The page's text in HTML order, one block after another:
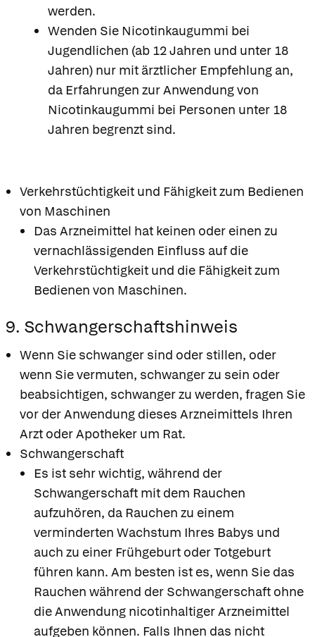
werden.
Wenden Sie Nicotinkaugummi bei
Jugendlichen (ab 12 Jahren und unter 18
Jahren) nur mit ärztlicher Empfehlung an,
da Erfahrungen zur Anwendung von
Nicotinkaugummi bei Personen unter 18
Jahren begrenzt sind.
Verkehrstüchtigkeit und Fähigkeit zum Bedienen
von Maschinen
Das Arzneimittel hat keinen oder einen zu
vernachlässigenden Einfluss auf die
Verkehrstüchtigkeit und die Fähigkeit zum
Bedienen von Maschinen.
9. Schwangerschaftshinweis
Wenn Sie schwanger sind oder stillen, oder
wenn Sie vermuten, schwanger zu sein oder
beabsichtigen, schwanger zu werden, fragen Sie
vor der Anwendung dieses Arzneimittels Ihren
Arzt oder Apotheker um Rat.
Schwangerschaft
Es ist sehr wichtig, während der
Schwangerschaft mit dem Rauchen
aufzuhören, da Rauchen zu einem
verminderten Wachstum Ihres Babys und
auch zu einer Frühgeburt oder Totgeburt
führen kann. Am besten ist es, wenn Sie das
Rauchen während der Schwangerschaft ohne
die Anwendung nicotinhaltiger Arzneimittel
aufgeben können. Falls Ihnen das nicht
Apotheken in
Ihrer Nähe